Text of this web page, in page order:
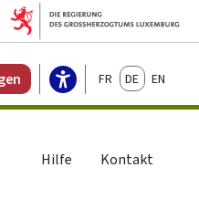
FrançaisDeutschEnglish
Hilfe Kontakt